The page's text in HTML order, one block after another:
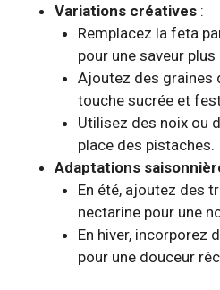
Variations créatives :
Remplacez la feta
pour une saveur plus
Ajoutez des graines
touche sucrée et
Utilisez des noix ou
place des pistaches.
Adaptations
En été, ajoutez des
nectarine pour une
En hiver, incorporez
pour une douceur